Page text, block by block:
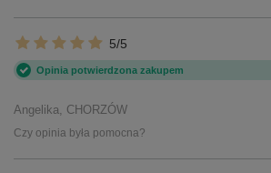
5/5
Opinia potwierdzona zakupem
Angelika, CHORZÓW
Czy opinia była pomocna?